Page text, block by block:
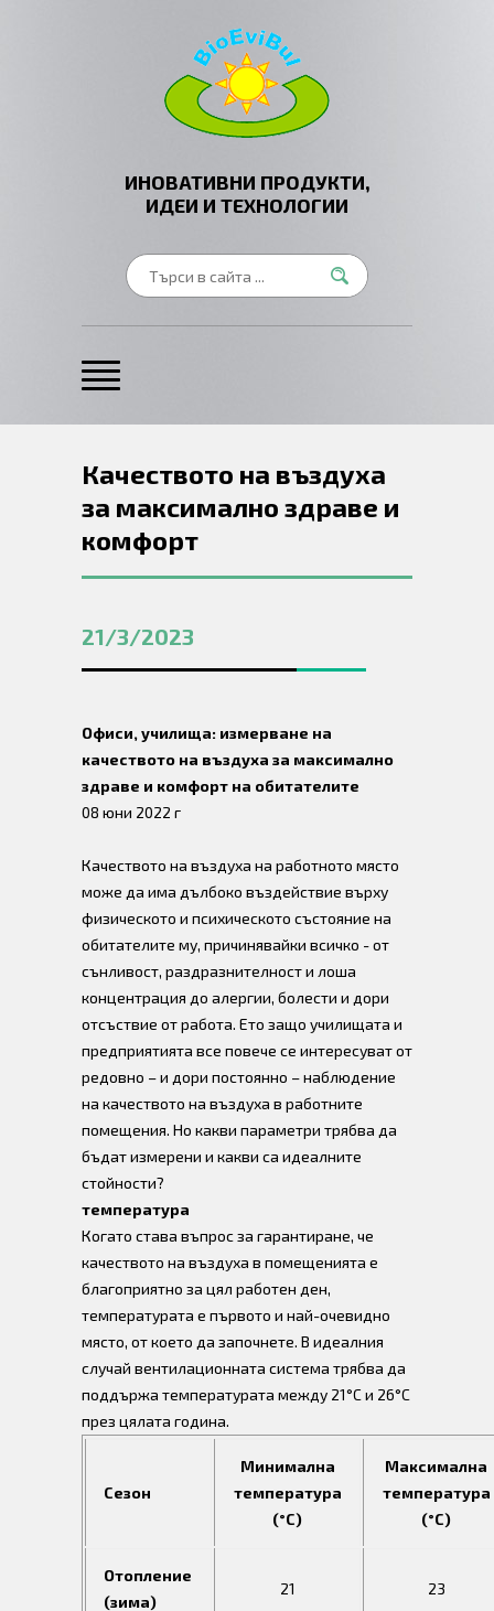
ИНОВАТИВНИ ПРОДУКТИ,
ИДЕИ И ТЕХНОЛОГИИ
Качеството на въздуха
за максимално здраве и
комфорт
21/3/2023
Офиси, училища: измерване на
качеството на въздуха за максимално
здраве и комфорт на обитателите
08 юни 2022 г
Качеството на въздуха на работното място
може да има дълбоко въздействие върху
физическото и психическото състояние на
обитателите му, причинявайки всичко - от
сънливост, раздразнителност и лоша
концентрация до алергии, болести и дори
отсъствие от работа. Ето защо училищата и
предприятията все повече се интересуват от
редовно – и дори постоянно – наблюдение
на качеството на въздуха в работните
помещения. Но какви параметри трябва да
бъдат измерени и какви са идеалните
стойности?
температура
Когато става въпрос за гарантиране, че
качеството на въздуха в помещенията е
благоприятно за цял работен ден,
температурата е първото и най-очевидно
място, от което да започнете. В идеалния
случай вентилационната система трябва да
поддържа температурата между 21°C и 26°C
през цялата година.
Сезон
Минимална
температура
(°C)
Максимална
температура
(°C)
Отопление
(зима)
21 23